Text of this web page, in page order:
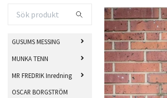
GUSUMS MESSING
MUNKA TENN
MR FREDRIK Inredning
OSCAR BORGSTRÖM